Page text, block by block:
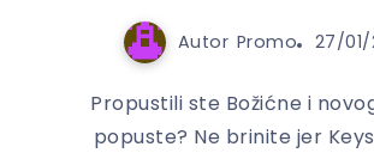
Autor Promo 27/01/
Propustili ste Božićne i
popuste? Ne brinite jer